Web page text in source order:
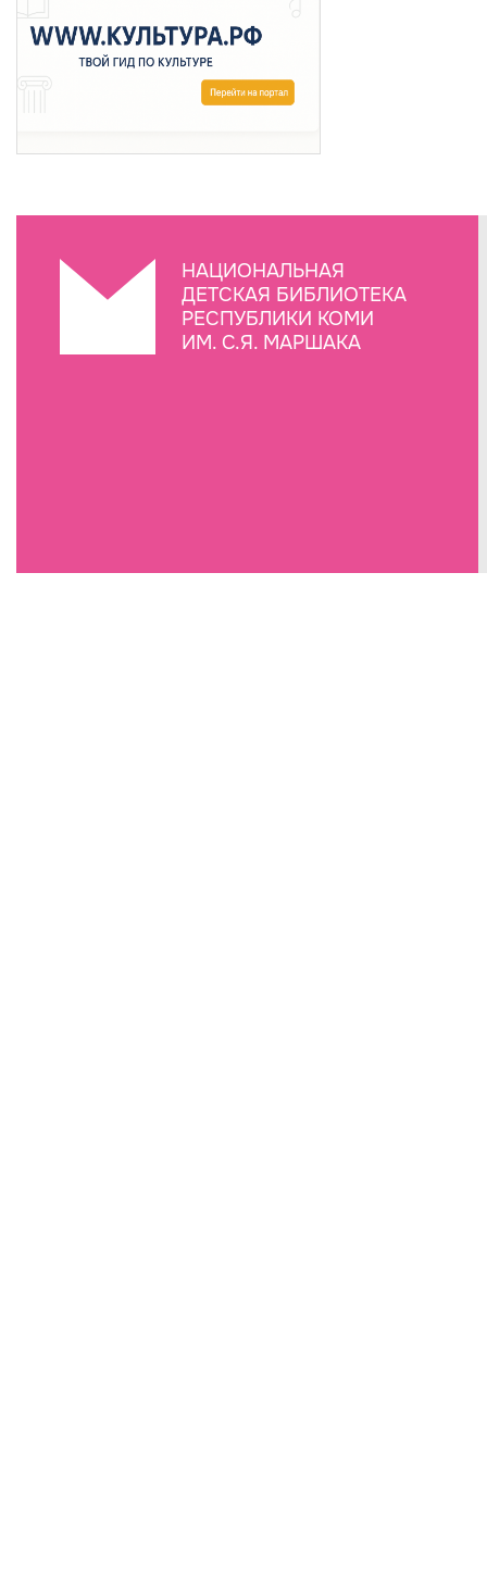
НАЦИОНАЛЬНАЯ
ДЕТСКАЯ БИБЛИОТЕКА
РЕСПУБЛИКИ КОМИ
ИМ. С.Я. МАРШАКА